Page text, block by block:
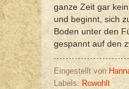
ganze Zeit gar
und beginnt, sich
Boden unter den
gespannt auf den
Eingestellt von
Labels: Rowohlt